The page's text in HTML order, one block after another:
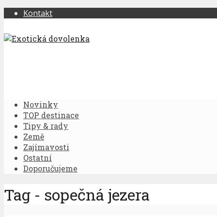
Kontakt
Novinky
TOP destinace
Tipy & rady
Země
Zajímavosti
Ostatní
Doporučujeme
Tag - sopečná jezera